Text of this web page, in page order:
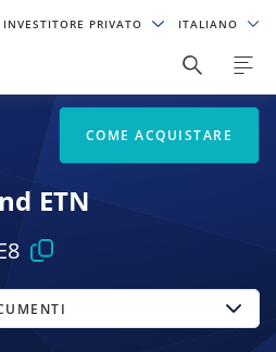
PRIVATO ITALIANO
ETN
COME ACQUISTARE